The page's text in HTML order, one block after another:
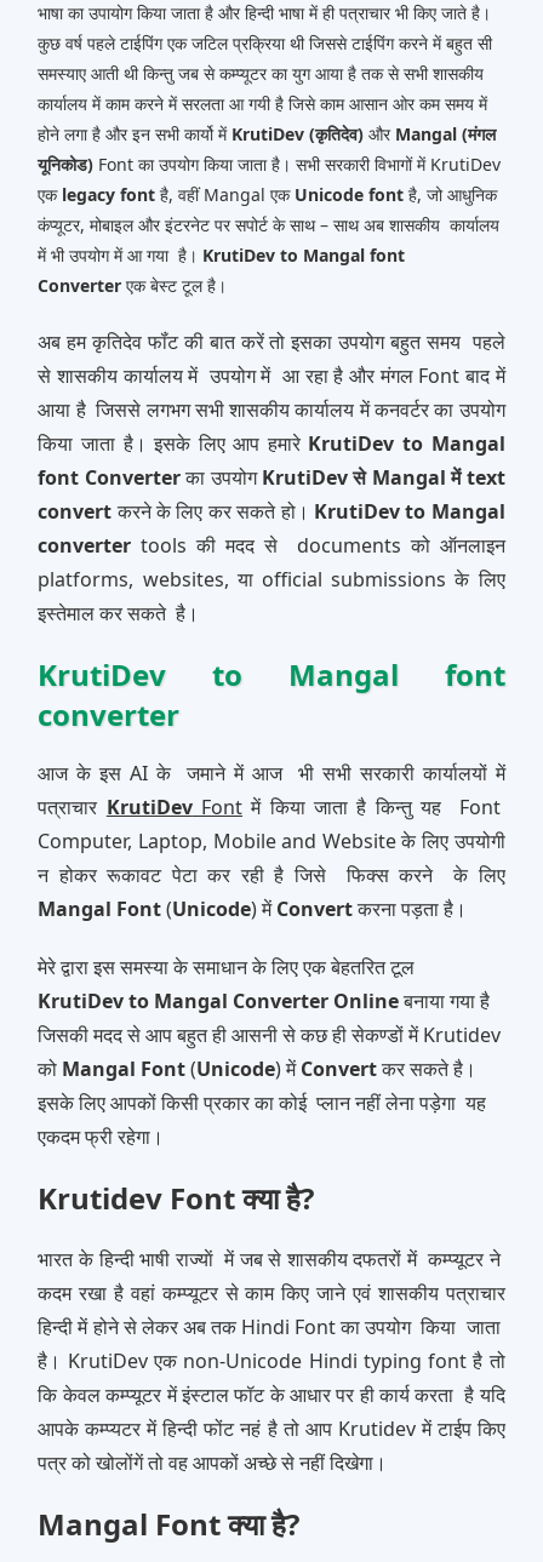
भाषा का उपायोग किया जाता है और हिन्‍दी भाषा में ही पत्राचार भी किए जाते है।
कुछ वर्ष पहले टाईपिंग एक जटिल प्रक्रिया थी जिससे टाईपिंग करने में बहुत सी
समस्‍याए आती थी किन्‍तु जब से कम्‍प्‍यूटर का युग आया है तक से सभी शासकीय
कार्यालय में काम करने में सरलता आ गयी है जिसे काम आसान ओर कम समय में
होने लगा है और इन सभी कार्यो में KrutiDev (कृतिदेव) और Mangal (मंगल
यूनिकोड) Font का उपयोग किया जाता है। सभी सरकारी विभागों में KrutiDev
एक legacy font है, वहीं Mangal एक Unicode font है, जो आधुनिक
कंप्यूटर, मोबाइल और इंटरनेट पर सपोर्ट के साथ – साथ अब शासकीय कार्यालय
में भी उपयोग में आ गया है। KrutiDev to Mangal font
Converterएक बेस्‍ट टूल है।
अब हम कृतिदेव फॉंट की बात करें तो इसका उपयोग बहुत समय पहले
से शासकीय कार्यालय में उपयोग में आ रहा है और मंगल Font बाद में
आया है जिससे लगभग सभी शासकीय कार्यालय में कनवर्टर का उपयोग
किया जाता है। इसके लिए आप हमारे KrutiDev to Mangal
font Converterका उपयोगKrutiDev से Mangal में text
convertकरने के लिए कर सकते हो। KrutiDev to Mangal
converter tools की मदद से documents को ऑनलाइन
platforms, websites, या official submissions के लिए
इस्तेमाल कर सकते है।
KrutiDev to Mangal font
converter
आज के इस AI के जमाने में आज भी सभी सरकारी कार्यालयों में
पत्राचार KrutiDevFont में किया जाता है किन्‍तु यह Font
Computer, Laptop, Mobile and Website के लिए उपयोगी
न होकर रूकावट पेटा कर रही है जिसे फिक्‍स करने के लिए
Mangal Font(Unicode) मेंConvertकरना पड़ता है।
मेरे द्वारा इस समस्‍या के समाधान के लिए एक बेहतरित टूल
KrutiDev to Mangal Converter Onlineबनाया गया है
जिसकी मदद से आप बहुत ही आसनी से कछ ही सेकण्‍डों में Krutidev
को Mangal Font(Unicode) मेंConvertकर सकते है।
इसके लिए आपकों किसी प्रकार का कोई प्‍लान नहीं लेना पड़ेगा यह
एकदम फ्री रहेगा।
Krutidev Font क्या है?
भारत के हिन्‍दी भाषी राज्‍याें में जब से शासकीय दफतरों में कम्‍प्‍यूटर ने
कदम रखा है वहां कम्‍प्‍यूटर से काम किए जाने एवं शासकीय पत्राचार
हिन्‍दी में होने से लेकर अब तक Hindi Font का उपयोग किया जाता
है। KrutiDev एक non-Unicode Hindi typing font है तो
कि केवल कम्‍प्‍यूटर में इंस्‍टाल फॉट के आधार पर ही कार्य करता है यदि
आपके कम्‍प्‍यटर में हिन्‍दी फोंट नहं है तो आप Krutidev में टाईप किए
पत्र को खोलोंगें तो वह आपकों अच्‍छे से नहीं दिखेगा।
Mangal Font क्या है?